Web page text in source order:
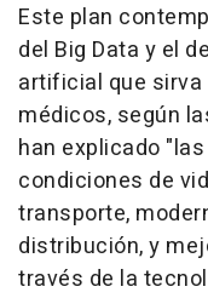
Este plan
del Big Data y el
artificial que
médicos, según
han explicado
condiciones de
transporte,
distribución, y
través de la